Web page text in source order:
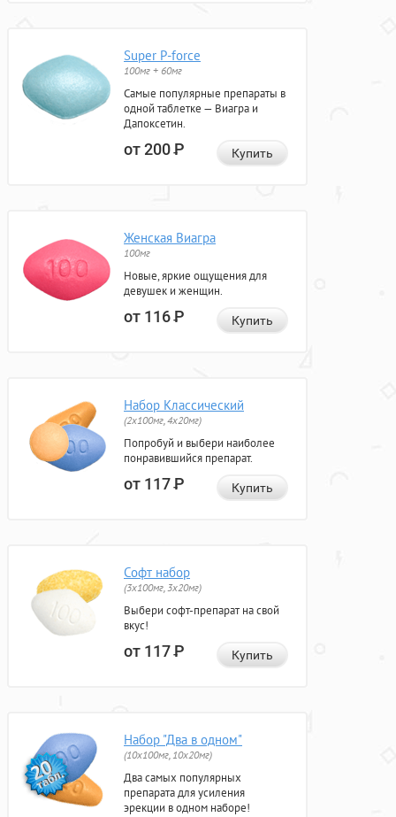
Super P-force
100мг + 60мг
Самые популярные препараты в
одной таблетке — Виагра и
Дапоксетин.
от 200Р Купить
Женская Виагра
100мг
Новые, яркие ощущения для
девушек и женщин.
от 116Р Купить
Набор Классический
(2x100мг, 4x20мг)
Попробуй и выбери наиболее
понравившийся препарат.
от 117Р Купить
Софт набор
(3x100мг, 3x20мг)
Выбери софт-препарат на свой
вкус!
от 117Р Купить
Набор "Два в одном"
(10x100мг, 10x20мг)
Два самых популярных
препарата для усиления
эрекции в одном наборе!